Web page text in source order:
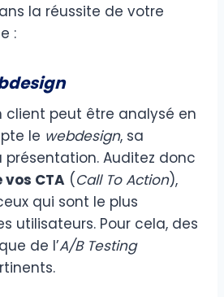
la réussite de votre
:
client peut être analysé en
le webdesign, sa
Auditez donc
CTA (Call To Action),
qui sont le plus
utilisateurs. Pour cela, des
de l’A/B Testing